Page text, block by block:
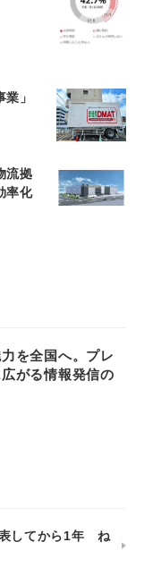
」
流拠
率化
を全国へ。プレ
がる情報発信の
表してから1年 ね